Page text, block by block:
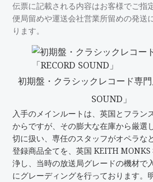
伝票に記載される内容はお客様でご指
便局留めや運送会社営業所留めの発送
ります。
初期盤・クラシックレコード専門
SOUND」
入手のメインルートは、英国とフラン
からですが、その膨大な在庫から厳選
切に扱い、専任のスタッフがオペラな
登録商品全てを、英国 KEITH
浄し、当時の放送局グレードの機材で
にグレーディングを行っております。